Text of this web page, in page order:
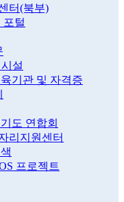
터(북부)
포털
설
기관 및 자격증
도 연합회
리지원센터
프로젝트